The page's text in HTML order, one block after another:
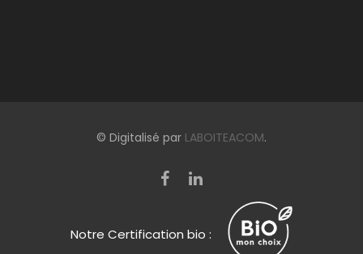
© Digitalisé par LABOITEACOM.
Notre Certification bio :